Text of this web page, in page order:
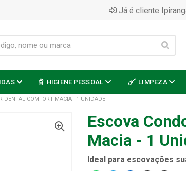
Já é cliente
HIGIENE PESSOAL LIMPEZA
DENTAL COMFORT MACIA - 1 UNIDADE
Escova
Macia - 1
Ideal para escovações